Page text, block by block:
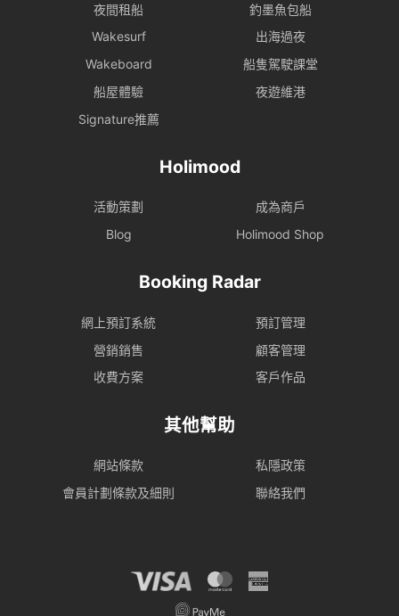
夜間租船
釣墨魚包船
Wakesurf
出海過夜
Wakeboard
船隻駕駛課堂
船屋體驗
夜遊維港
Signature推薦
Holimood
活動策劃
成為商戶
Blog
Holimood Shop
Booking Radar
網上預訂系統
預訂管理
營銷銷售
顧客管理
收費方案
客戶作品
其他幫助
網站條款
私隱政策
會員計劃條款及細則
聯絡我們